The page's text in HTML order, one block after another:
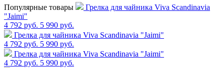
Популярные товары
Грелка для чайника Viva Scandinavia
"Jaimi"
4 792 руб. 5 990 руб.
Грелка для чайника Viva Scandinavia "Jaimi"
4 792 руб. 5 990 руб.
Грелка для чайника Viva Scandinavia "Jaimi"
4 792 руб. 5 990 руб.